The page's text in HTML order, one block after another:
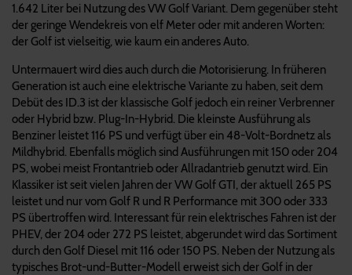
1.642 Liter bei Nutzung des VW Golf Variant. Dem gegenüber steht
der geringe Wendekreis von elf Meter oder mit anderen Worten:
der Golf ist vielseitig, wie kaum ein anderes Auto.
Untermauert wird dies auch durch die Motorisierung. In früheren
Generation ist auch eine elektrische Variante zu haben, seit dem
Debüt des ID.3 ist der klassische Golf jedoch ein reiner Verbrenner
oder Hybrid bzw. Plug-In-Hybrid. Die kleinste Ausführung als
Benziner leistet 116 PS und verfügt über ein 48-Volt-Bordnetz als
Mildhybrid. Ebenfalls möglich sind Ausführungen mit 150 oder 204
PS, wobei meist Frontantrieb oder Allradantrieb genutzt wird. Ein
Klassiker ist seit vielen Jahren der VW Golf GTI, der aktuell 265 PS
leistet und nur vom Golf R und R Performance mit 300 oder 333
PS übertroffen wird. Interessant für rein elektrisches Fahren ist der
PHEV, der 204 oder 272 PS leistet, abgerundet wird das Sortiment
durch den Golf Diesel mit 116 oder 150 PS. Neben der Nutzung als
typisches Brot-und-Butter-Modell erweist sich der Golf in der